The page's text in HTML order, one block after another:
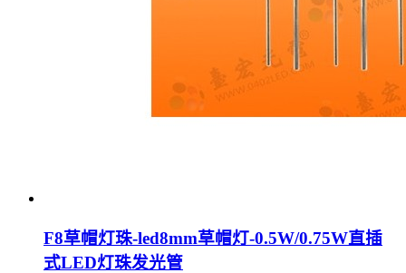
F8草帽灯珠-led8mm草帽灯-0.5W/0.75W直插
式LED灯珠发光管